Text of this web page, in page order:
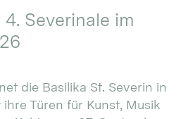
Severinale im
die Basilika St. Severin in
Türen für Kunst, Musik